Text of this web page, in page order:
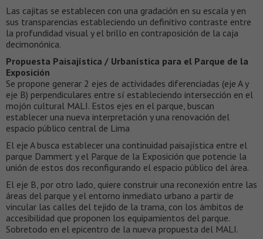
Las cajitas se establecen con una gradación en su escala y en
sus transparencias estableciendo un definitivo contraste entre
la profundidad visual y el brillo en contraposición de la caja
decimonónica.
Propuesta Paisajística / Urbanística para el Parque de la
Exposición
Se propone generar 2 ejes de actividades diferenciadas (eje A y
eje B) perpendiculares entre sí estableciendo intersección en el
mojón cultural MALI. Estos ejes en el parque, buscan
establecer una nueva interpretación y una renovación del
espacio público central de Lima
El eje A busca establecer una continuidad paisajística entre el
parque Dammert y el Parque de la Exposición que potencie la
unión de estos dos reconfigurando el espacio público del área.
El eje B, por otro lado, quiere construir una reconexión entre las
áreas del parque y el entorno inmediato urbano a partir de
vincular las calles del tejido de la trama, con los ámbitos de
accesibilidad que proponen los equipamientos del parque.
Sobretodo en el epicentro de la nueva propuesta del MALI.